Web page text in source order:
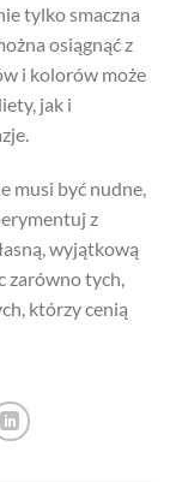
tylko smaczna
osiągnąć z
i kolorów może
jak i
musi być nudne,
z
wyjątkową
zarówno tych,
którzy cenią